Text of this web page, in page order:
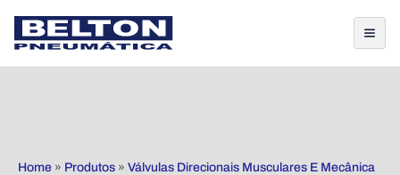
Home » Produtos » Válvulas Direcionais Musculares E Mecânica